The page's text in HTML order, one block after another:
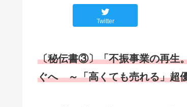
Twitter
〔秘伝書③〕「不振事業の再生
ぐへ ～「高くても売れる」超